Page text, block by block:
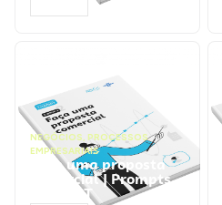
NEGÓCIOS, PROCESSOS
EMPRESARIAIS
Faça uma proposta
comercial | Prompts
ChatGPT